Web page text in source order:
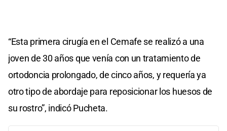
“Esta primera cirugía en el Cemafe se realizó a una
joven de 30 años que venía con un tratamiento de
ortodoncia prolongado, de cinco años, y requería ya
otro tipo de abordaje para reposicionar los huesos de
su rostro”, indicó Pucheta.